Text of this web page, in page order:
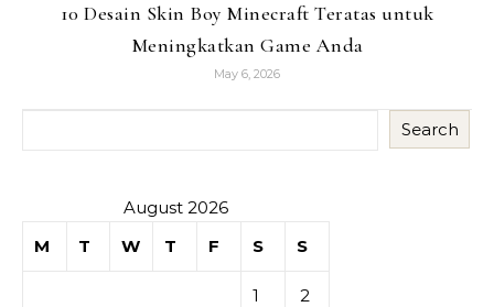
10 Desain Skin Boy Minecraft Teratas untuk
Meningkatkan Game Anda
May 6, 2026
Search
August 2026
M
T W T F S S
1 2